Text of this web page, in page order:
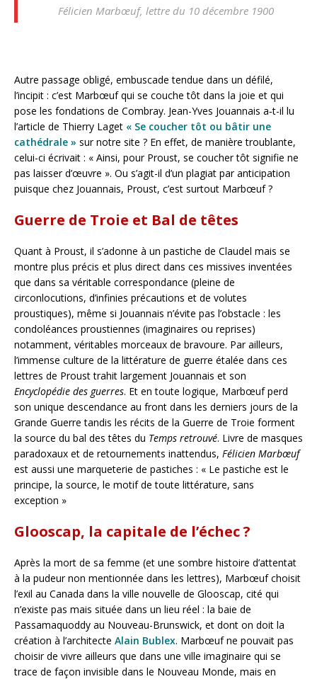
Félicien Marbœuf, lettre du 10 décembre 1900
Autre passage obligé, embuscade tendue dans un défilé,
l’incipit : c’est Marbœuf qui se couche tôt dans la joie et qui
pose les fondations de Combray. Jean-Yves Jouannais a‑t-il lu
l’article de Thierry Laget « Se coucher tôt ou bâtir une
cathédrale » sur notre site ? En effet, de manière troublante,
celui-ci écrivait : « Ainsi, pour Proust, se coucher tôt signifie ne
pas laisser d’œuvre ». Ou s’agit-il d’un plagiat par anticipation
puisque chez Jouannais, Proust, c’est surtout Marbœuf ?
Guerre de Troie et Bal de têtes
Quant à Proust, il s’adonne à un pastiche de Claudel mais se
montre plus précis et plus direct dans ces missives inventées
que dans sa véritable correspondance (pleine de
circonlocutions, d’infinies précautions et de volutes
proustiques), même si Jouannais n’évite pas l’obstacle : les
condoléances proustiennes (imaginaires ou reprises)
notamment, véritables morceaux de bravoure. Par ailleurs,
l’immense culture de la littérature de guerre étalée dans ces
lettres de Proust trahit largement Jouannais et son
Encyclopédie des guerres. Et en toute logique, Marbœuf perd
son unique descendance au front dans les derniers jours de la
Grande Guerre tandis les récits de la Guerre de Troie forment
la source du bal des têtes du Temps retrouvé. Livre de masques
paradoxaux et de retournements inattendus, Félicien Marbœuf
est aussi une marqueterie de pastiches : « Le pastiche est le
principe, la source, le motif de toute littérature, sans
exception »
Glooscap, la capitale de l’échec ?
Après la mort de sa femme (et une sombre histoire d’attentat
à la pudeur non mentionnée dans les lettres), Marbœuf choisit
l’exil au Canada dans la ville nouvelle de Glooscap, cité qui
n’existe pas mais située dans un lieu réel : la baie de
Passamaquoddy au Nouveau-Brunswick, et dont on doit la
création à l’architecte Alain Bublex. Marbœuf ne pouvait pas
choisir de vivre ailleurs que dans une ville imaginaire qui se
trace de façon invisible dans le Nouveau Monde, mais en